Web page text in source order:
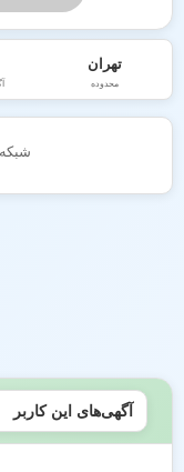
تهران
محدوده
آگهی‌های این کاربر